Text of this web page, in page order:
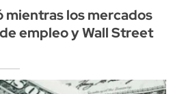
mientras los mercados
empleo y Wall Street